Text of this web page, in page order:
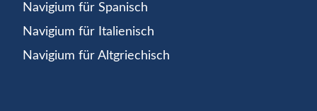
Navigium für Spanisch
Navigium für Italienisch
Navigium für Altgriechisch